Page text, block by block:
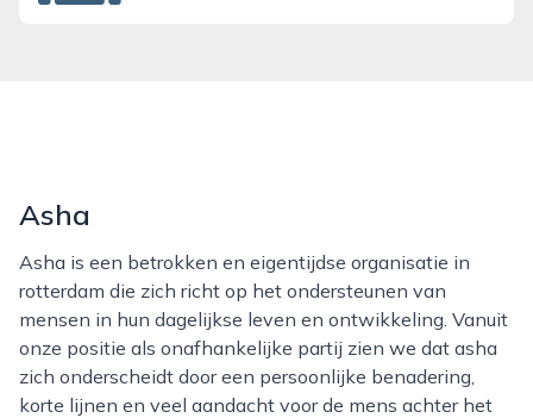
Asha
Asha is een betrokken en eigentijdse organisatie in
rotterdam die zich richt op het ondersteunen van
mensen in hun dagelijkse leven en ontwikkeling. Vanuit
onze positie als onafhankelijke partij zien we dat asha
zich onderscheidt door een persoonlijke benadering,
korte lijnen en veel aandacht voor de mens achter het